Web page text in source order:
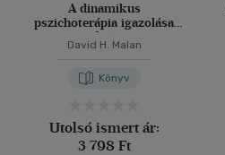
A dinamikus
pszichoterápia igazolása
felé
David H. Malan
Könyv
Utolsó ismert ár:
3 798 Ft